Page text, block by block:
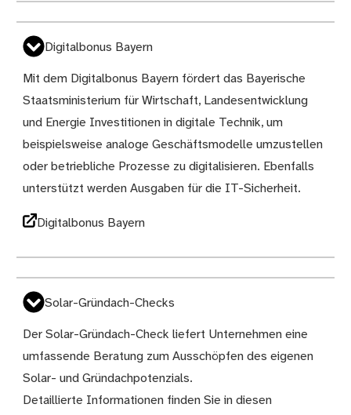
Digitalbonus Bayern
Mit dem Digitalbonus Bayern fördert das Bayerische
Staatsministerium für Wirtschaft, Landesentwicklung
und Energie Investitionen in digitale Technik, um
beispielsweise analoge Geschäftsmodelle umzustellen
oder betriebliche Prozesse zu digitalisieren. Ebenfalls
unterstützt werden Ausgaben für die IT-Sicherheit.
Digitalbonus Bayern
Solar-Gründach-Checks
Der Solar-Gründach-Check liefert Unternehmen eine
umfassende Beratung zum Ausschöpfen des eigenen
Solar- und Gründachpotenzials.
Detaillierte Informationen finden Sie in diesen